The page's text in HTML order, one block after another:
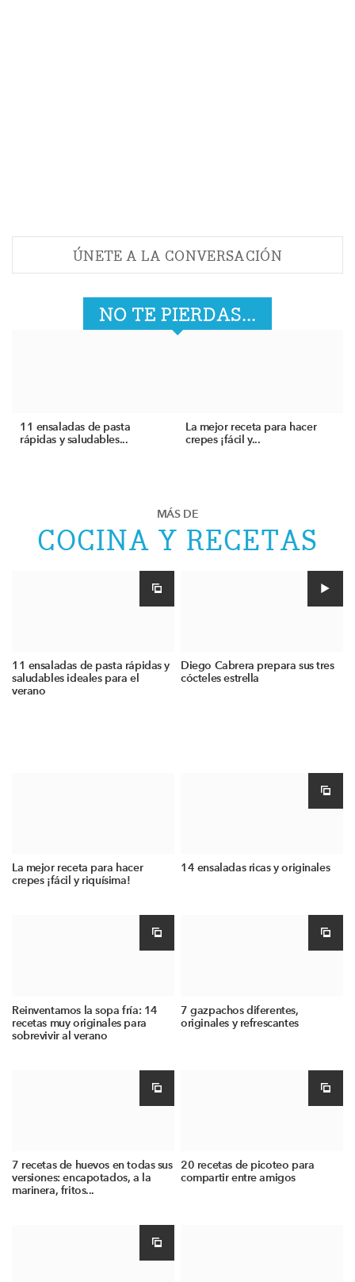
ÚNETE A LA CONVERSACIÓN
NO TE PIERDAS...
11 ensaladas de pasta
rápidas y saludables...
La mejor receta para hacer
crepes ¡fácil y...
MÁS DE
COCINA Y RECETAS
11 ensaladas de pasta rápidas y
saludables ideales para el
verano
Diego Cabrera prepara sus tres
cócteles estrella
La mejor receta para hacer
crepes ¡fácil y riquísima!
14 ensaladas ricas y originales
Reinventamos la sopa fría: 14
recetas muy originales para
sobrevivir al verano
7 gazpachos diferentes,
originales y refrescantes
7 recetas de huevos en todas sus
versiones: encapotados, a la
marinera, fritos...
20 recetas de picoteo para
compartir entre amigos